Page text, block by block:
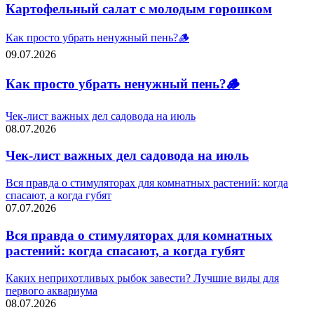
Картофельный салат с молодым горошком
Как просто убрать ненужный пень?🪵
09.07.2026
Как просто убрать ненужный пень?🪵
Чек-лист важных дел садовода на июль
08.07.2026
Чек-лист важных дел садовода на июль
Вся правда о стимуляторах для комнатных растений: когда
спасают, а когда губят
07.07.2026
Вся правда о стимуляторах для комнатных
растений: когда спасают, а когда губят
Каких неприхотливых рыбок завести? Лучшие виды для
первого аквариума
08.07.2026